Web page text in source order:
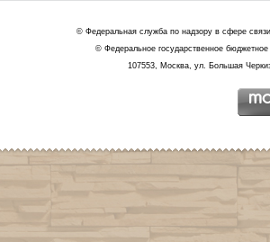
© Федеральная служба по надзору в сфере
© Федеральное государственное
107553, Москва, ул. Большая